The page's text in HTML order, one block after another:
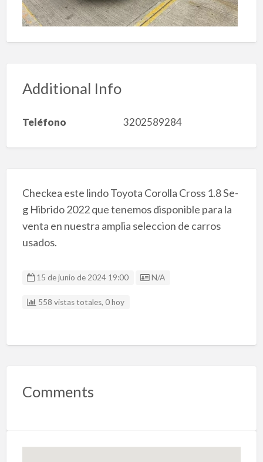
Additional Info
Teléfono 3202589284
Checkea este lindo Toyota Corolla Cross 1.8 Se-
g Hibrido 2022 que tenemos disponible para la
venta en nuestra amplia seleccion de carros
usados.
15 de junio de 2024 19:00 Listing ID
N/A
558 vistas totales, 0 hoy
Comments